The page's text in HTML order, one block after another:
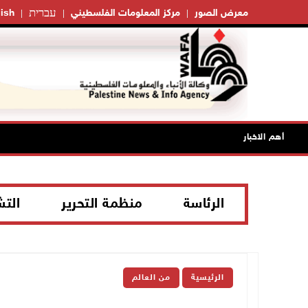
עברית مركز المعلومات الفلسطيني معرض الصور
أهم الاخبار
الرئاسة منظمة التحرير
الرئيسية من العالم